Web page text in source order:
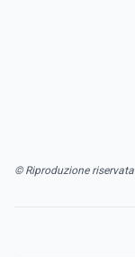
© Riproduzione riservata